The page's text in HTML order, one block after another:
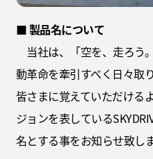
■ 製品名について
当社は、「空を、走ろう
動革命を牽引すべく日々取
皆さまに覚えていただける
ジョンを表している
名とする事をお知らせ致しま